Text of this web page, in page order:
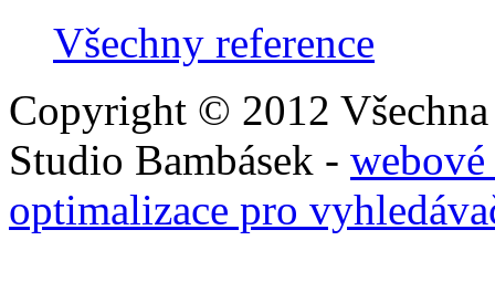
Všechny reference
Copyright © 2012
Studio Bambásek -
optimalizace pro